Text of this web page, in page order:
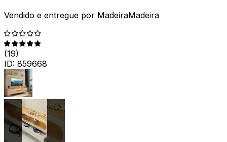
Vendido e entregue por MadeiraMadeira
(19)
ID: 859668